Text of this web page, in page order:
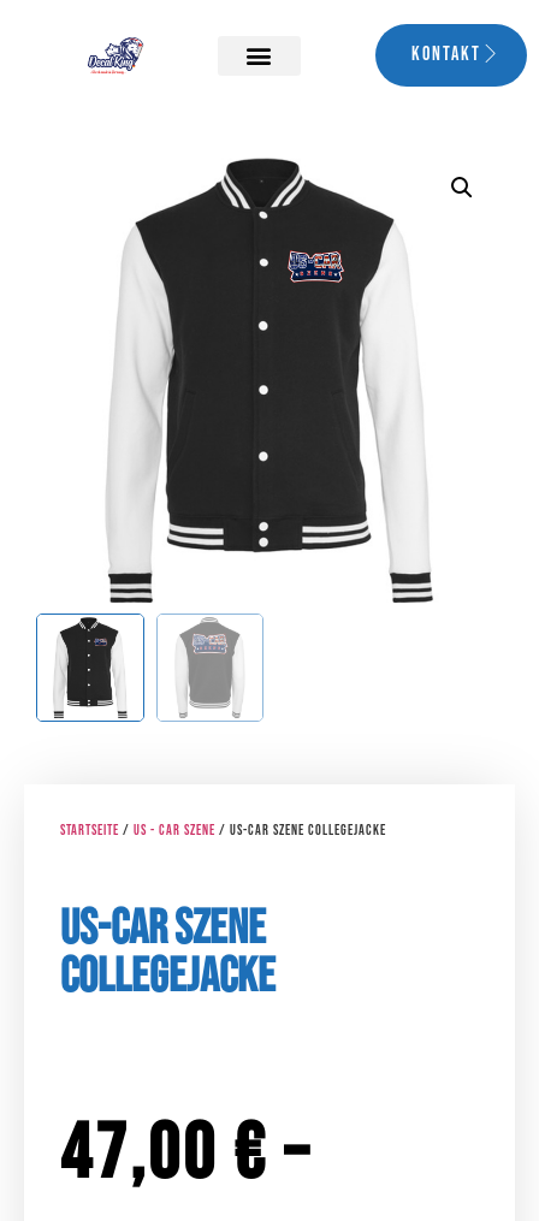
Kontakt
Startseite / US - CAR Szene / US-Car SZENE Collegejacke
US-Car SZENE
Collegejacke
47,00 €–